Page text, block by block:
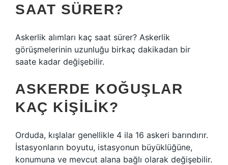
SAAT SÜRER?
Askerlik alımları kaç saat sürer? Askerlik
görüşmelerinin uzunluğu birkaç dakikadan bir
saate kadar değişebilir.
ASKERDE KOĞUŞLAR
KAÇ KIŞILIK?
Orduda, kışlalar genellikle 4 ila 16 askeri barındırır.
İstasyonların boyutu, istasyonun büyüklüğüne,
konumuna ve mevcut alana bağlı olarak değişebilir.